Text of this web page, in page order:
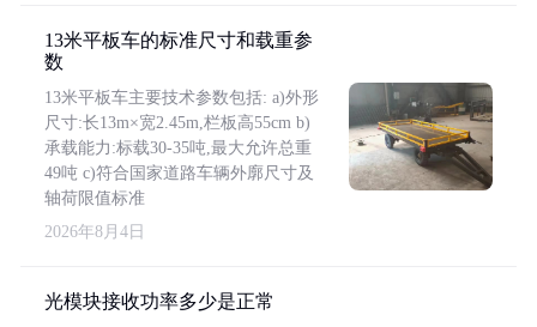
13米平板车的标准尺寸和载重参
数
13米平板车主要技术参数包括: a)外形
尺寸:长13m×宽2.45m,栏板高55cm b)
承载能力:标载30-35吨,最大允许总重
49吨 c)符合国家道路车辆外廓尺寸及
轴荷限值标准
2026年8月4日
光模块接收功率多少是正常